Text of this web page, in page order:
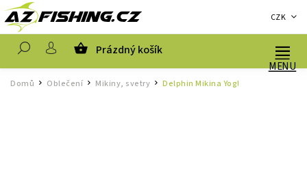
CZK
Prázdný košík
Domů / Oblečení / Mikiny, svetry / Delphin Mikina Yog!